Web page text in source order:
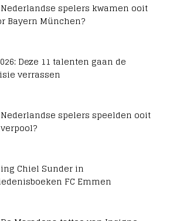
spelers kwamen ooit
Bayern München?
Deze 11 talenten gaan de
verrassen
spelers speelden ooit
Chiel Sunder in
FC Emmen